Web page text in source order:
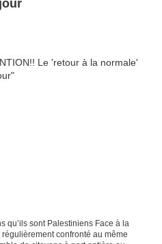
qu’ils sont Palestiniens Face à la
confronté au même